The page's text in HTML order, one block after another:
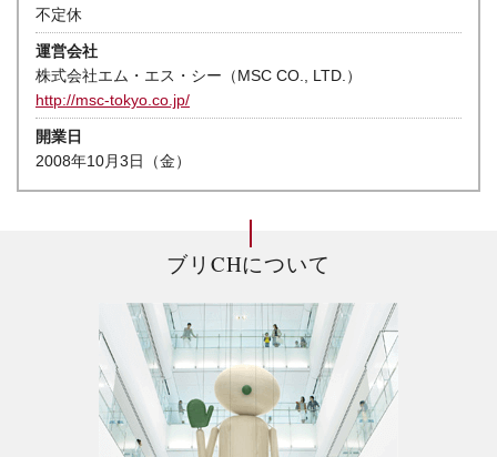
不定休
運営会社
株式会社エム・エス・シー（MSC CO., LTD.）
http://msc-tokyo.co.jp/
開業日
2008年10月3日（金）
ブリCHについて